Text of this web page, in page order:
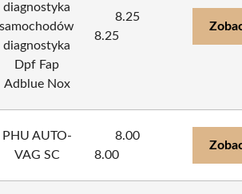
diagnostyka
samochodów
diagnostyka
Dpf Fap
Adblue Nox
8.25
8.25
PHU AUTO-
VAG SC
8.00
8.00